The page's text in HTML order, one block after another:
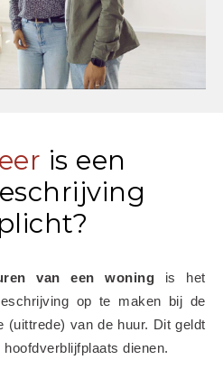
is een
van een woning is het
op te maken bij de
(uittrede) van de huur. Dit geldt
dienen.